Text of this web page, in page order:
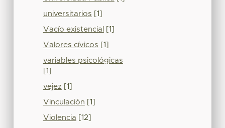
universitarios [1]
Vacío existencial [1]
Valores cívicos [1]
variables psicológicas
[1]
vejez [1]
Vinculación [1]
Violencia [12]